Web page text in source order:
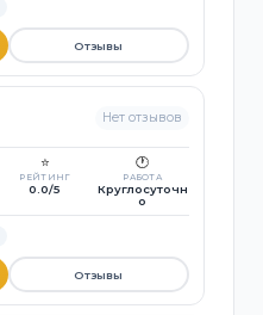
Отзывы
Нет отзывов
⭐
РЕЙТИНГ
0.0/5
🕐
РАБОТА
Круглосуточн
о
Отзывы